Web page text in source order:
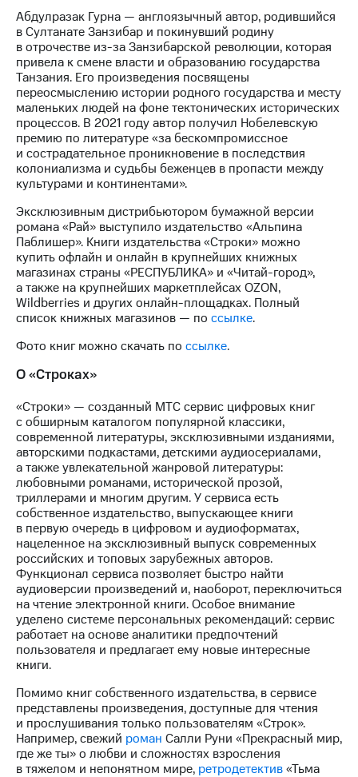
Описание
Программа
приобретения
Порядок
выкупа
акций
Дивиденды
Рынок
облигаций
Описание
Еврооблигации-2023
Уведомление
о
погашении
именных
облигаций
Другое
Регистратор
Реквизиты
развитие
На главную
Абдулразак Гурна — англоязычный автор, родившийся
в Султанате Занзибар и покинувший родину
в отрочестве из-за Занзибарской революции, которая
привела к смене власти и образованию государства
Танзания. Его произведения посвящены
переосмыслению истории родного государства и месту
маленьких людей на фоне тектонических исторических
процессов. В 2021 году автор получил Нобелевскую
премию по литературе «за бескомпромиссное
и сострадательное проникновение в последствия
колониализма и судьбы беженцев в пропасти между
культурами и континентами».
Эксклюзивным дистрибьютором бумажной версии
романа «Рай» выступило издательство «Альпина
Паблишер». Книги издательства «Строки» можно
купить офлайн и онлайн в крупнейших книжных
магазинах страны «РЕСПУБЛИКА» и «Читай-город»,
а также на крупнейших маркетплейсах OZON,
Wildberries и других онлайн-площадках. Полный
список книжных магазинов — по ссылке.
Фото книг можно скачать по ссылке.
О «Строках»
«Строки» — созданный МТС сервис цифровых книг
с обширным каталогом популярной классики,
современной литературы, эксклюзивными изданиями,
авторскими подкастами, детскими аудиосериалами,
а также увлекательной жанровой литературы:
любовными романами, исторической прозой,
триллерами и многим другим. У сервиса есть
собственное издательство, выпускающее книги
в первую очередь в цифровом и аудиоформатах,
нацеленное на эксклюзивный выпуск современных
российских и топовых зарубежных авторов.
Функционал сервиса позволяет быстро найти
аудиоверсии произведений и, наоборот, переключиться
на чтение электронной книги. Особое внимание
уделено системе персональных рекомендаций: сервис
работает на основе аналитики предпочтений
пользователя и предлагает ему новые интересные
книги.
Помимо книг собственного издательства, в сервисе
представлены произведения, доступные для чтения
и прослушивания только пользователям «Строк».
Например, свежий роман Салли Руни «Прекрасный мир,
где же ты» о любви и сложностях взросления
в тяжелом и непонятном мире, ретродетектив«Тьма